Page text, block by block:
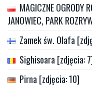
MAGICZNE OGRODY
JANOWIEC, PARK
Zamek św. Olafa
Sighisoara [zdjęcia:
Pirna [zdjęcia: 10]